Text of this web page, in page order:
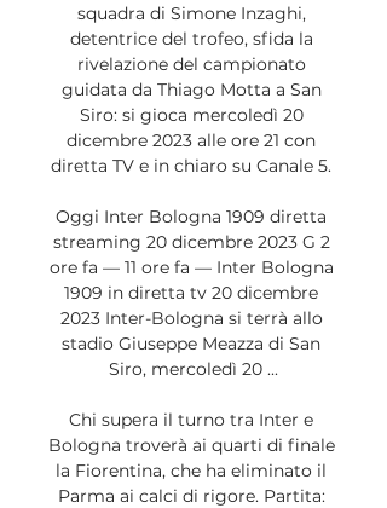
squadra di Simone Inzaghi,
detentrice del trofeo, sfida la
rivelazione del campionato
guidata da Thiago Motta a San
Siro: si gioca mercoledì 20
dicembre 2023 alle ore 21 con
diretta TV e in chiaro su Canale 5.
Oggi Inter Bologna 1909 diretta
streaming 20 dicembre 2023 G 2
ore fa — 11 ore fa — Inter Bologna
1909 in diretta tv 20 dicembre
2023 Inter-Bologna si terrà allo
stadio Giuseppe Meazza di San
Siro, mercoledì 20 ...
Chi supera il turno tra Inter e
Bologna troverà ai quarti di finale
la Fiorentina, che ha eliminato il
Parma ai calci di rigore. Partita: